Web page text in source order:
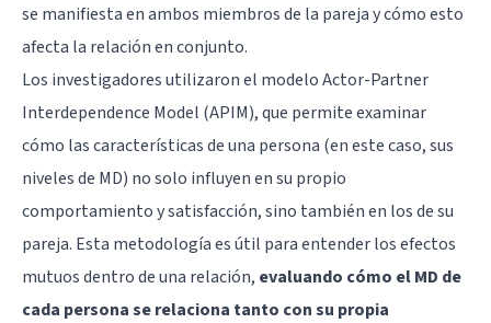
se manifiesta en ambos miembros de la pareja y cómo esto
afecta la relación en conjunto.
Los investigadores utilizaron el modelo Actor-Partner
Interdependence Model (APIM), que permite examinar
cómo las características de una persona (en este caso, sus
niveles de MD) no solo influyen en su propio
comportamiento y satisfacción, sino también en los de su
pareja. Esta metodología es útil para entender los efectos
mutuos dentro de una relación, evaluando cómo el MD de
cada persona se relaciona tanto con su propia